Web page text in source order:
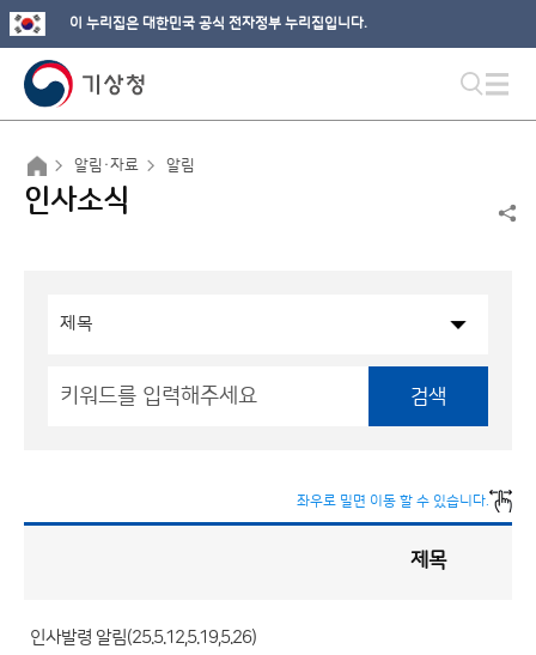
이 누리집은 대한민국 공식 전자정부 누리집입니다.
알림·자료 알림
인사소식
검색
좌우로 밀면 이동 할 수 있습니다.
목
록
제목
인사발령 알림(25.5.12,5.19,5.26)